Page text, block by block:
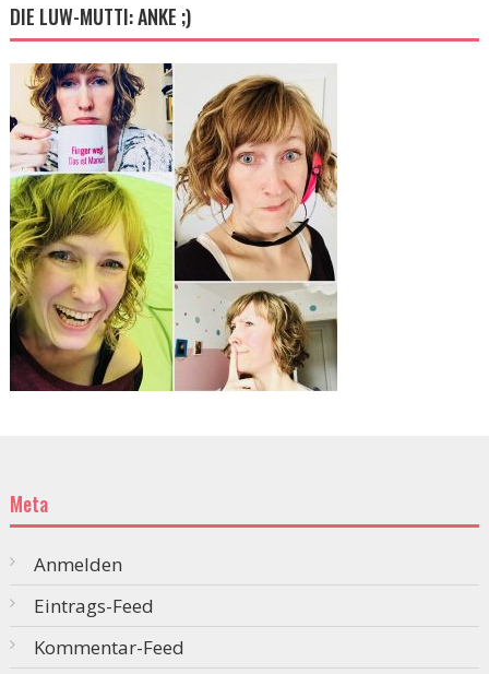
DIE LUW-MUTTI: ANKE ;)
Meta
Anmelden
Eintrags-Feed
Kommentar-Feed